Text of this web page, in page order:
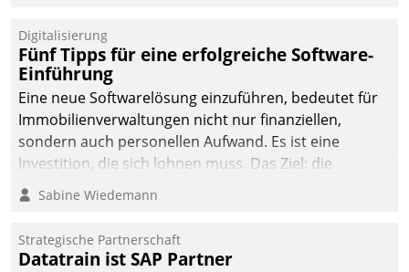
Digitalisierung
Fünf Tipps für eine erfolgreiche Software-
Einführung
Eine neue Softwarelösung einzuführen, bedeutet für
Immobilienverwaltungen nicht nur finanziellen,
sondern auch personellen Aufwand. Es ist eine
Investition, die sich lohnen muss. Das Ziel: die
nachhaltige Optimierung der Geschäftsabläufe. Damit
dieses Ziel erreicht wird, sollten einige Grundregeln
Sabine Wiedemann
Strategische Partnerschaft
Datatrain ist SAP Partner